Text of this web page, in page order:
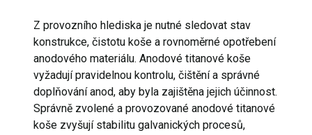
Z provozního hlediska je nutné sledovat stav
konstrukce, čistotu koše a rovnoměrné opotřebení
anodového materiálu. Anodové titanové koše
vyžadují pravidelnou kontrolu, čištění a správné
doplňování anod, aby byla zajištěna jejich účinnost.
Správně zvolené a provozované anodové titanové
koše zvyšují stabilitu galvanických procesů,